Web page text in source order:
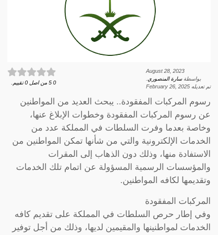
August 28, 2023
بواسطةسارة المنصوري
تم تعديله February 26, 2025
0
5 من اصل 0 تقييم.
رسوم المركبات المفقودة.. يبحث العديد من المواطنين
عن رسوم المركبات المفقودة وخطوات الإبلاغ عنها،
وخاصة بعدما وفرت السلطات في المملكة عدد من
الخدمات الإلكترونية والتي من شأنها تمكن المواطنين من
الاستفادة منها، وذلك دون الذهاب إلى المقرات
والمؤسسات الرسمية المسؤولة عن اتمام تلك الخدمات
وتقديمها لكافه المواطنين.
المركبات المفقودة
وفي إطار حرص السلطات في المملكة على تقديم كافه
الخدمات لمواطنينها والمقيمين لديها، وذلك من أجل توفير